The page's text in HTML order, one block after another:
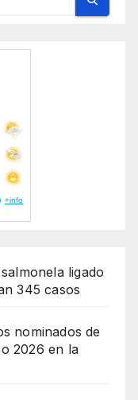
ligado
345 casos
nominados de
2026 en la